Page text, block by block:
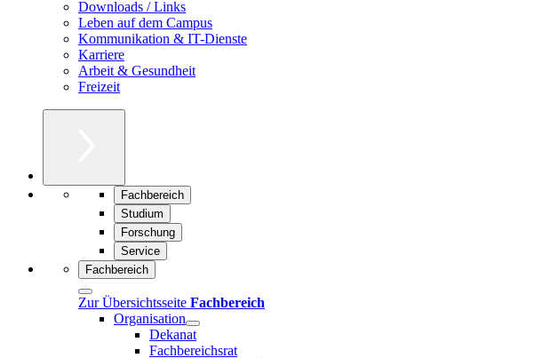
Downloads / Links
Leben auf dem Campus
Kommunikation & IT-Dienste
Karriere
Arbeit & Gesundheit
Freizeit
Fachbereich
Studium
Forschung
Service
Fachbereich
Zur Übersichtsseite Fachbereich
Organisation
Dekanat
Fachbereichsrat